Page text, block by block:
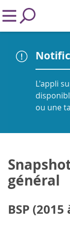
L'appli
ou une
général
BSP (2015